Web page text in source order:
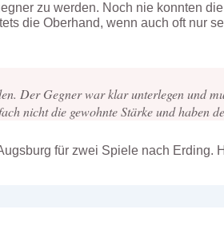
zu werden. Noch nie konnten
die Oberhand, wenn auch oft nur
Der Gegner war klar unterlegen und
nicht die gewohnte Stärke und haben
für zwei Spiele nach Erding.